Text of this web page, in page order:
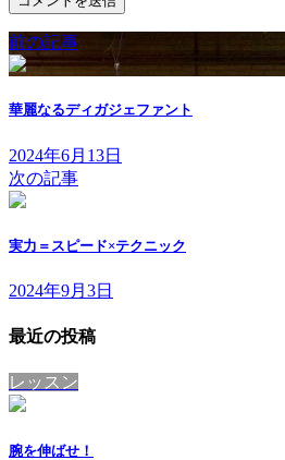
前の記事
華麗なるディガジェファント
2024年6月13日
次の記事
実力＝スピード×テクニック
2024年9月3日
最近の投稿
レッスン
腕を伸ばせ！